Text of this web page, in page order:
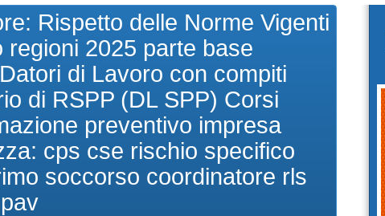
Rispetto delle Norme Vigenti
2025 parte base
di Lavoro con compiti
di RSPP (DL SPP) Corsi
preventivo impresa
cps cse rischio specifico
soccorso coordinatore rls